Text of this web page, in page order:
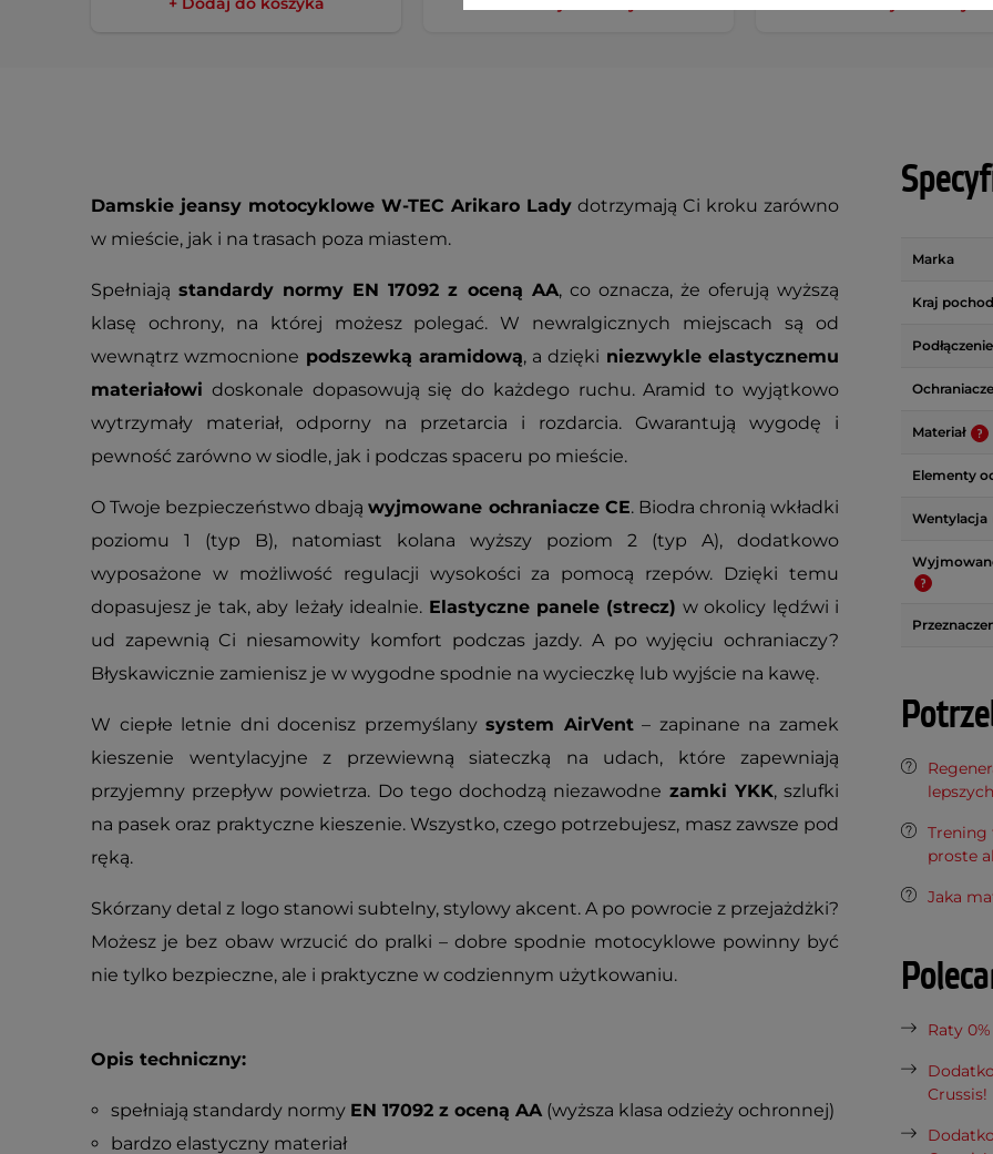
Damskie jeansy motocyklowe W-TEC Arikaro Lady dotrzymają Ci kroku zarówno
w mieście, jak i na trasach poza miastem.
Spełniająstandardy normy EN 17092 z oceną AA, co oznacza, że oferują wyższą
klasę ochrony, na której możesz polegać. W newralgicznych miejscach są od
wewnątrz wzmocnione podszewką aramidową, a dzięki niezwykle elastycznemu
materiałowi doskonale dopasowują się do każdego ruchu. Aramid to wyjątkowo
wytrzymały materiał, odporny na przetarcia i rozdarcia. Gwarantują wygodę i
pewność zarówno w siodle, jak i podczas spaceru po mieście.
O Twoje bezpieczeństwo dbająwyjmowane ochraniacze CE. Biodra chronią wkładki
poziomu 1 (typ B), natomiast kolana wyższy poziom 2 (typ A), dodatkowo
wyposażone w możliwość regulacji wysokości za pomocą rzepów. Dzięki temu
dopasujesz je tak, aby leżały idealnie. Elastyczne panele (strecz) w okolicy lędźwi i
ud zapewnią Ci niesamowity komfort podczas jazdy. A po wyjęciu ochraniaczy?
Błyskawicznie zamienisz je w wygodne spodnie na wycieczkę lub wyjście na kawę.
W ciepłe letnie dni docenisz przemyślanysystem AirVent– zapinane na zamek
kieszenie wentylacyjne z przewiewną siateczką na udach, które zapewniają
przyjemny przepływ powietrza. Do tego dochodzą niezawodne zamki YKK, szlufki
na pasek oraz praktyczne kieszenie. Wszystko, czego potrzebujesz, masz zawsze pod
ręką.
Skórzany detal z logo stanowi subtelny, stylowy akcent. A po powrocie z przejażdżki?
Możesz je bez obaw wrzucić do pralki – dobre spodnie motocyklowe powinny być
nie tylko bezpieczne, ale i praktyczne w codziennym użytkowaniu.
Opis techniczny:
spełniają standardy normy EN 17092 z oceną AA(wyższa klasa odzieży ochronnej)
bardzo elastyczny materiał
Marka
Kraj
Ochraniacze
Materiał
Elementy
Wentylacja
Trening
proste
Jaka
Raty
Crussis!